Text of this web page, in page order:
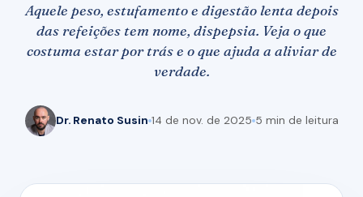
Aquele peso, estufamento e digestão lenta depois
das refeições tem nome, dispepsia. Veja o que
costuma estar por trás e o que ajuda a aliviar de
verdade.
Dr. Renato Susin 14 de nov. de 2025 5 min de leitura